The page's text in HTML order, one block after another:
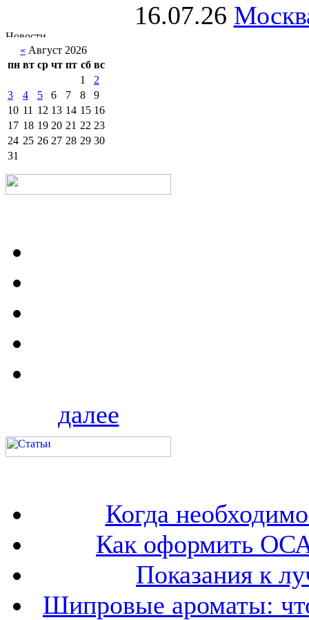
16.07.26
« Август 2026
пн вт ср чт пт сб вс
1
2
3
4 5 6 7 8
9
10 11 12 13 14 15 16
17 18 19 20 21 22 23
24 25 26 27 28 29 30
31
далее
Когда
Как оформить
Показания к
Шипровые ароматы: